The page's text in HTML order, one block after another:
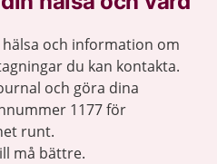
och information om
du kan kontakta.
och göra dina
1177 för
runt.
må bättre.